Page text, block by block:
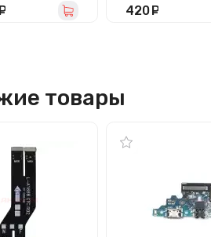
руб. 420
товары